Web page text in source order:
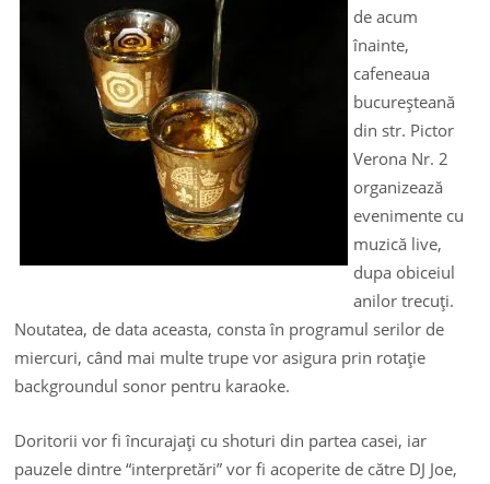
de acum
înainte,
cafeneaua
bucureşteană
din str. Pictor
Verona Nr. 2
organizează
evenimente cu
muzică live,
dupa obiceiul
anilor trecuţi.
Noutatea, de data aceasta, consta în programul serilor de
miercuri, când mai multe trupe vor asigura prin rotaţie
backgroundul sonor pentru karaoke.
Doritorii vor fi încurajaţi cu shoturi din partea casei, iar
pauzele dintre “interpretări” vor fi acoperite de către DJ Joe,